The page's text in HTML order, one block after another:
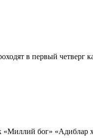
в первый
бог» «Адиблар